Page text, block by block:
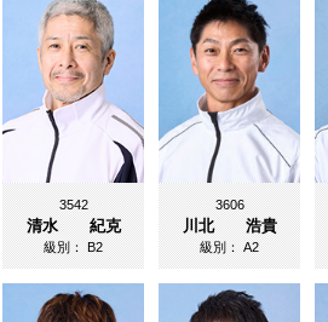
3542
清水 紀克
級別：B2
3606
川北 浩貴
級別：A2